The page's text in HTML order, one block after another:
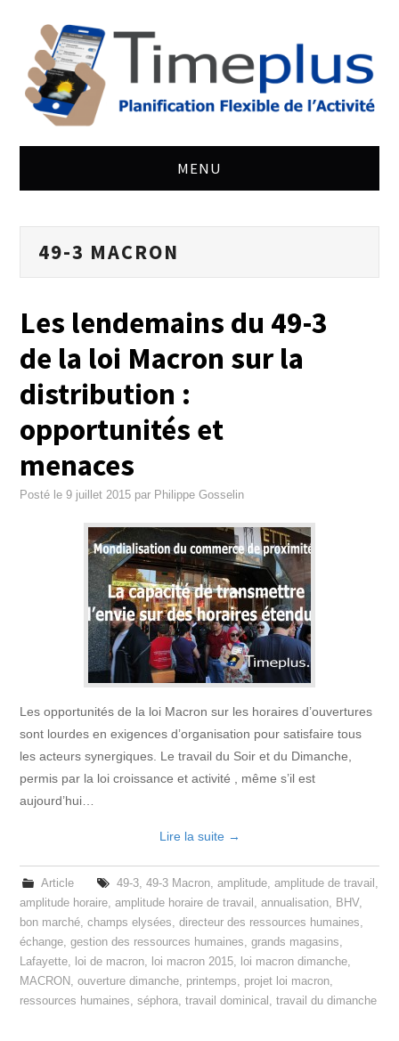
MENU
ACTUALITÉ JURIDIQUE
SITE
49-3 MACRON
Les lendemains du 49-3
de la loi Macron sur la
distribution :
opportunités et
menaces
Posté le9 juillet 2015 par Philippe Gosselin
Les opportunités de la loi Macron sur les horaires d’ouvertures
sont lourdes en exigences d’organisation pour satisfaire tous
les acteurs synergiques. Le travail du Soir et du Dimanche,
permis par la loi croissance et activité , même s’il est
aujourd’hui…
Lire la suite →
Article 49-3, 49-3 Macron, amplitude, amplitude de travail ,
amplitude horaire,amplitude horaire de travail ,annualisation, BHV,
bon marché,champs elysées,directeur des ressources humaines,
échange,gestion des ressources humaines,grands magasins,
Lafayette, loi de macron, loi macron 2015, loi macron dimanche,
MACRON,ouverture dimanche, printemps, projet loi macron,
ressources humaines,séphora,travail dominical ,travail du dimanche